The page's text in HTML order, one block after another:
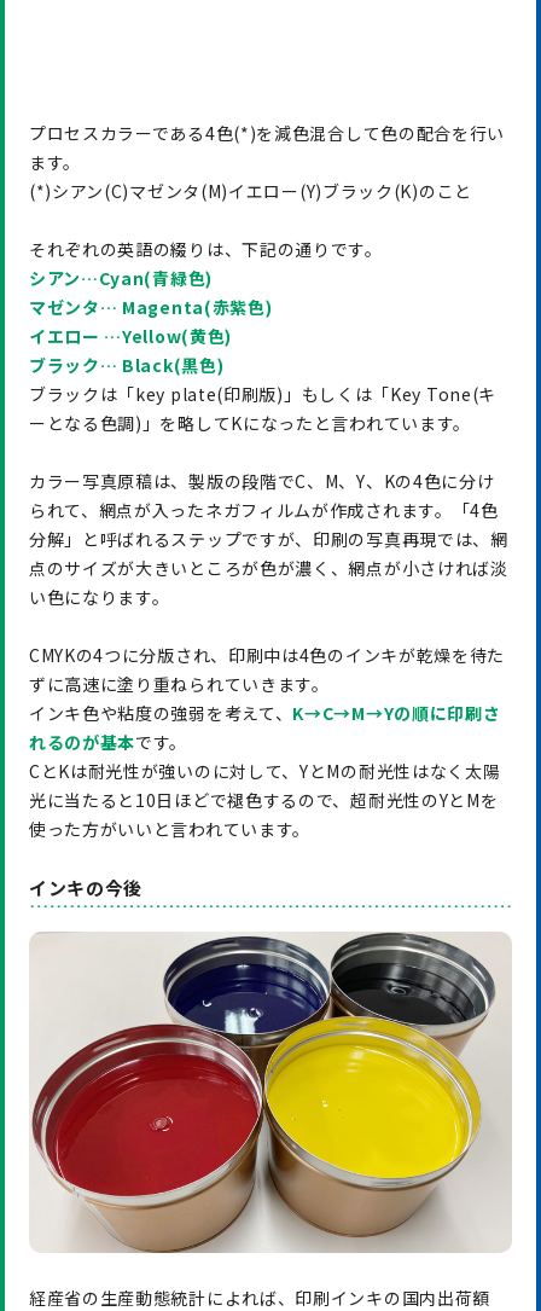
プロセスカラーである4色(*)を減色混合して色の配合を行い
ます。
(*)シアン(C)マゼンタ(M)イエロー(Y)ブラック(K)のこと
それぞれの英語の綴りは、下記の通りです。
シアン…Cyan(青緑色)
マゼンタ… Magenta(赤紫色)
イエロー …Yellow(黄色)
ブラック… Black(黒色)
ブラックは「key plate(印刷版)」もしくは「Key Tone(キ
ーとなる色調)」を略してKになったと言われています。
カラー写真原稿は、製版の段階でC、M、Y、Kの4色に分け
られて、網点が入ったネガフィルムが作成されます。「4色
分解」と呼ばれるステップですが、印刷の写真再現では、網
点のサイズが大きいところが色が濃く、網点が小さければ淡
い色になります。
CMYKの4つに分版され、印刷中は4色のインキが乾燥を待た
ずに高速に塗り重ねられていきます。
インキ色や粘度の強弱を考えて、 K→C→M→Yの順に印刷さ
れるのが基本です。
CとKは耐光性が強いのに対して、YとMの耐光性はなく太陽
光に当たると10日ほどで褪色するので、超耐光性のYとMを
使った方がいいと言われています。
インキの今後
経産省の生産動態統計によれば、印刷インキの国内出荷額